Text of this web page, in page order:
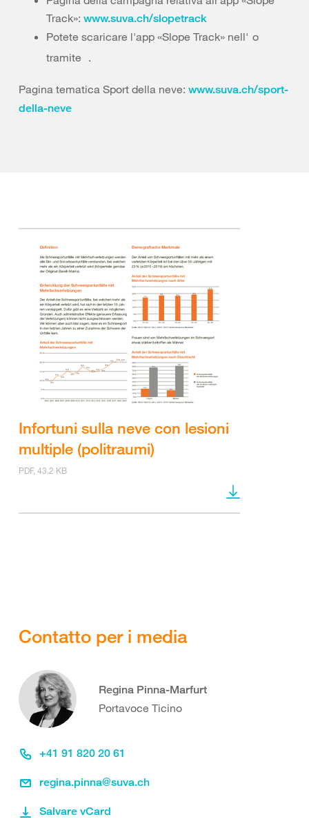
Track»: www.suva.ch/slopetrack
Potete scaricare l'app «Slope Track» nell' o
tramite .
Pagina tematica Sport della neve: www.suva.ch/sport-
della-neve
Infortuni sulla neve con lesioni
multiple (politraumi)
PDF, 43.2 KB
Contatto per i media
Regina Pinna-Marfurt
Portavoce Ticino
+41 91 820 20 61
regina.pinna@suva.ch
Salvare vCard